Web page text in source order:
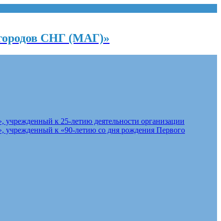
СНГ (МАГ)»
к 25-летию деятельности организации
к «90-летию со дня рождения Первого